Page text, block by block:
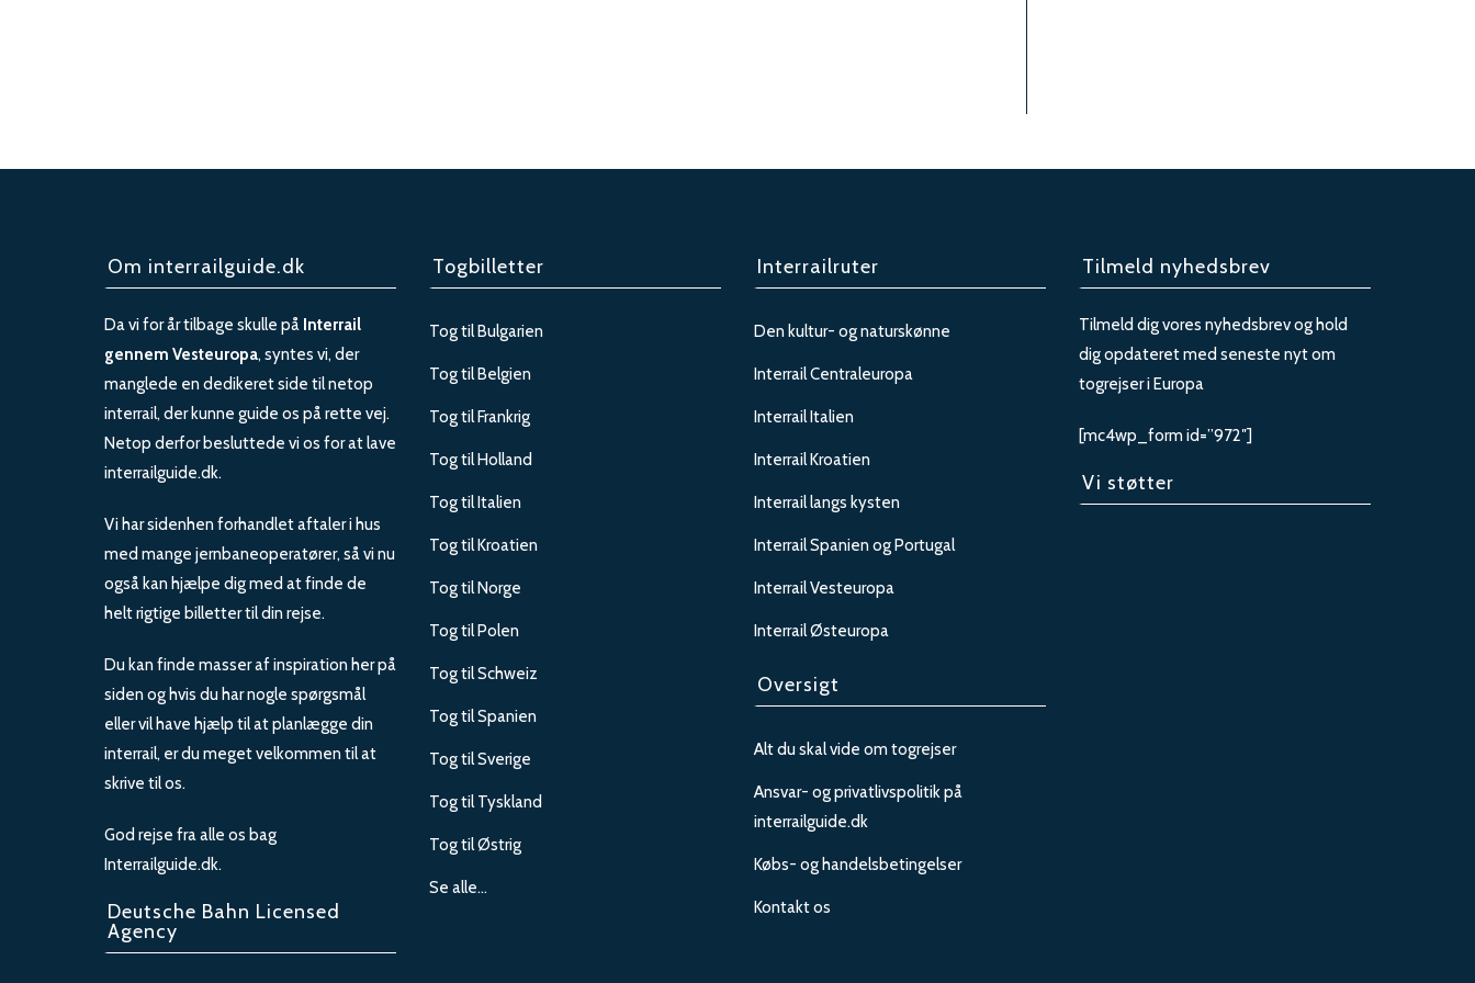
Om interrailguide.dk
Da vi for år tilbage skulle på Interrail
gennem Vesteuropa, syntes vi, der
manglede en dedikeret side til netop
interrail, der kunne guide os på rette vej.
Netop derfor besluttede vi os for at lave
interrailguide.dk.
Vi har sidenhen forhandlet aftaler i hus
med mange jernbaneoperatører, så vi nu
også kan hjælpe dig med at finde de
helt rigtige billetter til din rejse.
Du kan finde masser af inspiration her på
siden og hvis du har nogle spørgsmål
eller vil have hjælp til at planlægge din
interrail, er du meget velkommen til at
skrive til os.
God rejse fra alle os bag
Interrailguide.dk.
Deutsche Bahn Licensed
Agency
Togbilletter
Tog til Bulgarien
Tog til Belgien
Tog til Frankrig
Tog til Holland
Tog til Italien
Tog til Kroatien
Tog til Norge
Tog til Polen
Tog til Schweiz
Tog til Spanien
Tog til Sverige
Tog til Tyskland
Tog til Østrig
Se alle…
Interrailruter
Den kultur- og naturskønne
Interrail Centraleuropa
Interrail Italien
Interrail Kroatien
Interrail langs kysten
Interrail Spanien og Portugal
Interrail Vesteuropa
Interrail Østeuropa
Oversigt
Alt du skal vide om togrejser
Ansvar- og privatlivspolitik på
interrailguide.dk
Købs- og handelsbetingelser
Kontakt os
Tilmeld nyhedsbrev
Tilmeld dig vores nyhedsbrev og hold
dig opdateret med seneste nyt om
togrejser i Europa
[mc4wp_form id=”972″]
Vi støtter